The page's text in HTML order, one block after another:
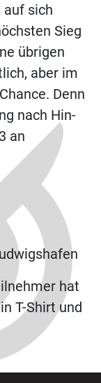
auf sich
Sieg
übrigen
aber im
Denn
nach Hin-
an
hat
T-Shirt und